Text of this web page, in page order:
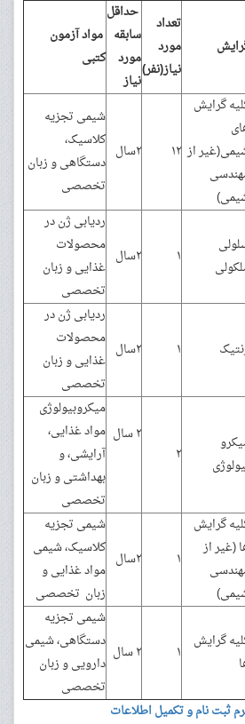
تعداد
مورد
نیاز(نفر)
حداقل
سابقه
مورد
نیاز
مواد آزمون
کتبی
گرایش
از ۱۲ ۲سال
شیمی تجزیه
کلاسیک،
دستگاهی و زبان
تخصصی
۱ ۲سال
ردیابی ژن در
محصولات
غذایی و زبان
تخصصی
۱ ۲سال
ردیابی ژن در
محصولات
غذایی و زبان
تخصصی
۲
۲ سال
میکروبیولوژی
مواد غذایی،
آرایشی، و
بهداشتی و زبان
تخصصی
گرایش
(غیر از
۱ ۲سال
شیمی تجزیه
کلاسیک، شیمی
مواد غذایی و
زبان تخصصی
گرایش
۱ ۲ سال
شیمی تجزیه
دستگاهی، شیمی
دارویی و زبان
تخصصی
ثبت نام و تکمیل اطلاعات